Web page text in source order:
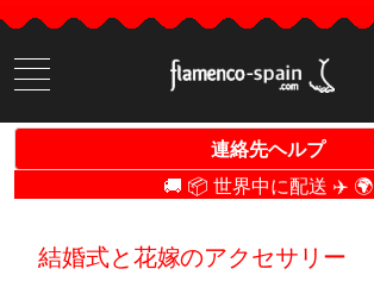
商
品
検
連絡先ヘルプ
🚚 📦 世界中に配送 ✈️ 🌍
結婚式と花嫁のアクセサリー